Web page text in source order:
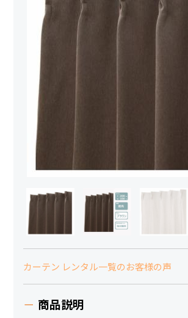
カーテン レンタル一覧のお客様の声
商品説明